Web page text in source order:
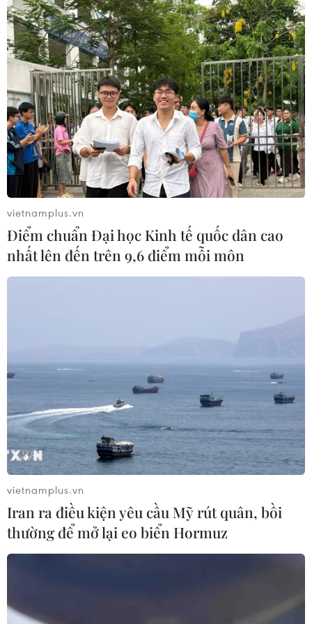
#bệnh khiếm thị
#sinh viên Tiêu Phương Anh
#sinh viên báo chí
#đọc sách chữ nổi #người khiếm thị
TIN LIÊN QUAN
vietnamplus.vn
Điểm chuẩn Đại học Kinh tế quốc dân cao
nhất lên đến trên 9,6 điểm mỗi môn
vietnamplus.vn
Iran ra điều kiện yêu cầu Mỹ rút quân, bồi
thường để mở lại eo biển Hormuz